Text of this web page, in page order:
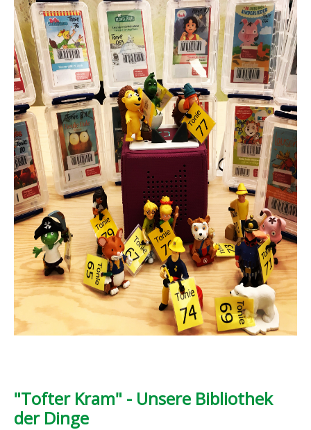
"Tofter Kram" - Unsere Bibliothek
der Dinge